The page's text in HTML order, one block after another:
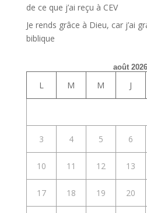
de ce que j’ai reçu à CEV
Je rends grâce à Dieu, car j’ai
biblique
août 2026
L M M J
3 4 5 6
10 11 12 13
17 18 19 20